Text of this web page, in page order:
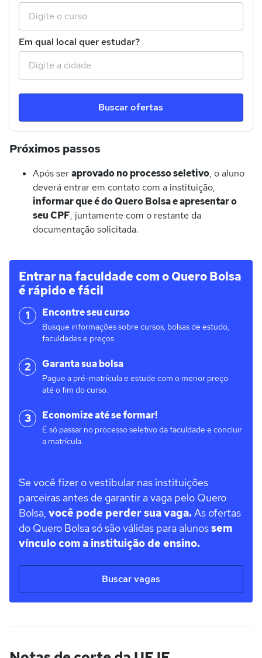
Em qual local quer estudar?
Buscar ofertas
Próximos passos
Após seraprovado no processo seletivo, o aluno
deverá entrar em contato com a instituição,
informar que é do Quero Bolsa e apresentar o
seu CPF, juntamente com o restante da
documentação solicitada.
Entrar na faculdade com o Quero Bolsa
é rápido e fácil
Encontre seu curso
1
Busque informações sobre cursos, bolsas de estudo,
faculdades e preços.
Garanta sua bolsa
2
Pague a pré-matrícula e estude com o menor preço
até o fim do curso.
Economize até se formar!
3
É só passar no processo seletivo da faculdade e concluir
a matrícula.
Se você fizer o vestibular nas instituições
parceiras antes de garantir a vaga pelo Quero
Bolsa, você pode perder sua vaga. As ofertas
do Quero Bolsa só são válidas para alunossem
vínculo com a instituição de ensino.
Buscar vagas